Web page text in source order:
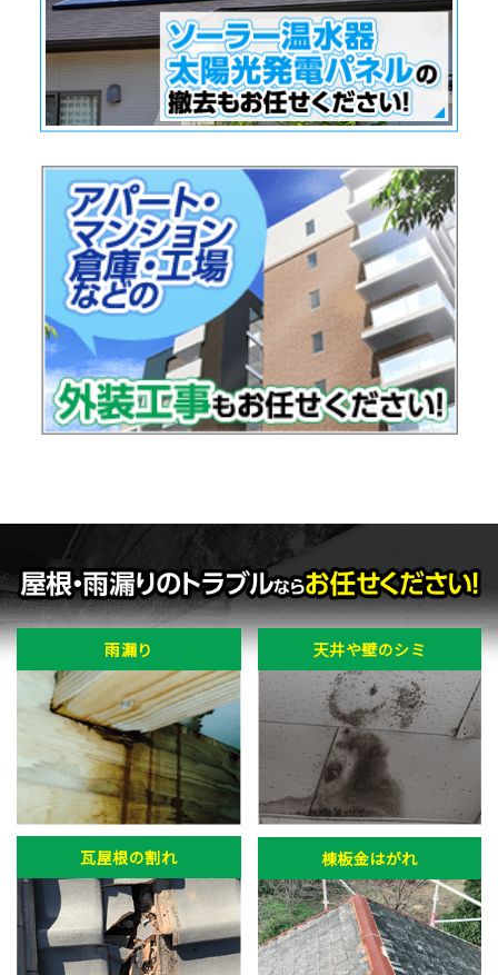
雨漏り 天井や壁のシミ
瓦屋根の割れ 棟板金はがれ